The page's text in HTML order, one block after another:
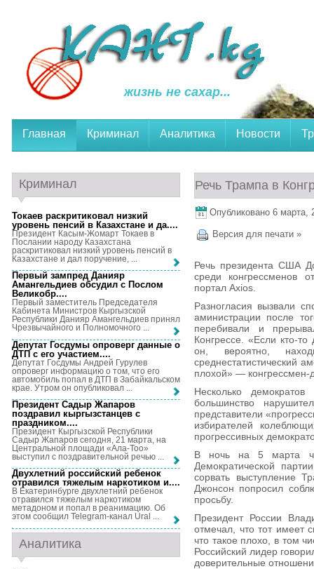
жизнь не сахар...
Главная Криминал Аналитика Новости
Речь Трампа в
Опубликовано 6 марта,
Версия для печати »
Речь президента США
среди конгрессменов
портал Axios.
Разногласия вызвали
аминистрации после
перебивали и
Конгрессе. «Если кто-
он, вероятно,
среднестатистический
плохой» —
Несколько
большинство
представители
избирателей
прогрессивных
В ночь на 5 марта
Демократической
сорвать выступление
Джонсон попросил
просьбу.
Президент России
отмечал, что тот имеет
что такое плохо, в том
Российский лидер
доверительные
Криминал
Токаев раскритиковал низкий
уровень пенсий в Казахстане и да....
Президент Касым-Жомарт Токаев в
Послании народу Казахстана
раскритиковал низкий уровень пенсий в
Казахстане и дал поручение, ...
Первый зампред Данияр
Амангельдиев обсудил с Послом
Великобр....
Первый заместитель Председателя
Кабинета Министров Кыргызской
Республики Данияр Амангельдиев принял
Чрезвычайного и Полномочного ...
Депутат Госдумы опроверг данные о
ДТП с его участием....
Депутат Госдумы Андрей Гурулев
опроверг информацию о том, что его
автомобиль попал в ДТП в Забайкальском
крае. Утром он опубликовал ...
Президент Садыр Жапаров
поздравил кыргызстанцев с
праздником....
Президент Кыргызской Республики
Садыр Жапаров сегодня, 21 марта, на
Центральной площади «Ала-Тоо»
выступил с поздравительной речью ...
Двухлетний российский ребенок
отравился тяжелым наркотиком и....
В Екатеринбурге двухлетний ребенок
отравился тяжелым наркотиком
метадоном и попал в реанимацию. Об
этом сообщил Telegram-канал Ural ...
Аналитика